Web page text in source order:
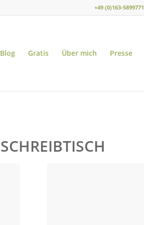
+49 (0)163-5899771
Blog Gratis Über mich Presse
SCHREIBTISCH